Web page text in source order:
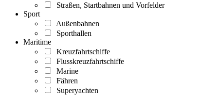
Straßen, Startbahnen und Vorfelder
Sport
Außenbahnen
Sporthallen
Maritime
Kreuzfahrtschiffe
Flusskreuzfahrtschiffe
Marine
Fähren
Superyachten